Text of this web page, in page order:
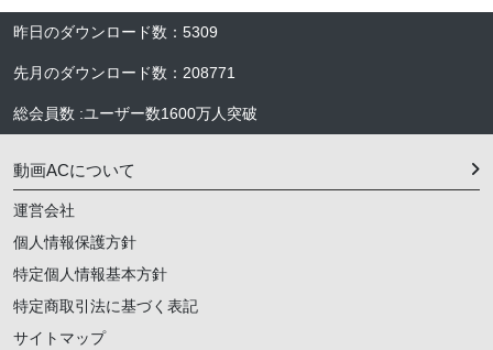
昨日のダウンロード数 ： 5309
先月のダウンロード数 ： 208771
総会員数 :ユーザー数1600万人 突破
動画ACについて
運営会社
個人情報保護方針
特定個人情報基本方針
特定商取引法に基づく表記
サイトマップ